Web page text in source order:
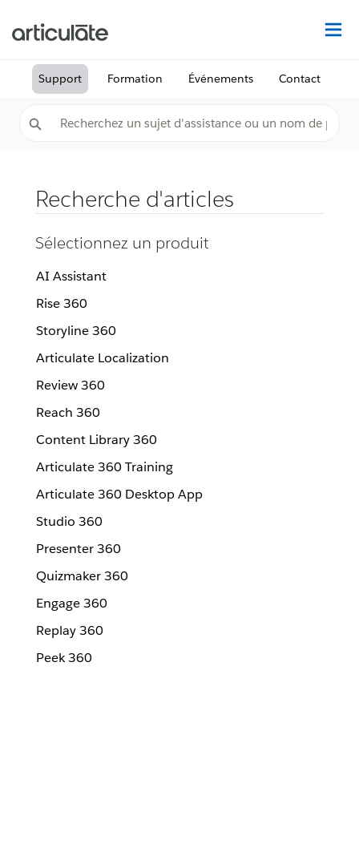
Support Formation Événements Contact
Recherche d'articles
Sélectionnez un produit
AI Assistant
Rise 360
Storyline 360
Articulate Localization
Review 360
Reach 360
Content Library 360
Articulate 360 Training
Articulate 360 Desktop App
Studio 360
Presenter 360
Quizmaker 360
Engage 360
Replay 360
Peek 360